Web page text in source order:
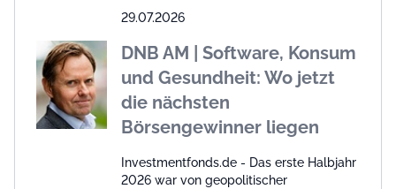
29.07.2026
DNB AM | Software, Konsum
und Gesundheit: Wo jetzt
die nächsten
Börsengewinner liegen
Investmentfonds.de - Das erste Halbjahr
2026 war von geopolitischer